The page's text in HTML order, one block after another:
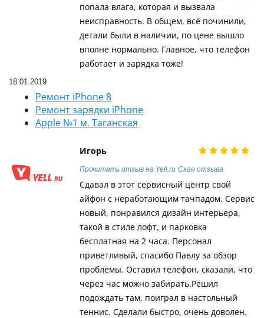
попала влага, которая и вызвала
неисправность. В общем, всё починили,
детали были в наличии, по цене вышло
вполне нормально. Главное, что телефон
работает и зарядка тоже!
18.01.2019
Ремонт iPhone 8
Ремонт зарядки iPhone
Apple №1 м. Таганская
Игорь
Прочитать отзыв на Yell.ru Скан отзыва
Сдавал в этот сервисный центр свой
айфон с неработающим тачпадом. Сервис
новый, понравился дизайн интерьера,
такой в стиле лофт, и парковка
бесплатная на 2 часа. Персонал
приветливый, спасибо Павлу за обзор
проблемы. Оставил телефон, сказали, что
через час можно забирать.Решил
подождать там, поиграл в настольный
теннис. Сделали быстро, очень доволен.